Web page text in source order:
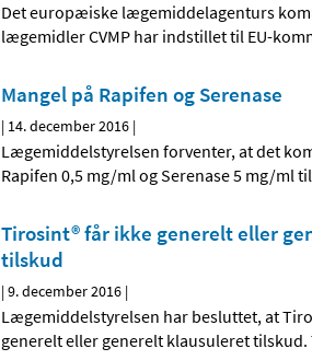
Det europæiske lægemiddelagenturs
lægemidler CVMP har indstillet til EU-
Mangel på Rapifen og Serenase
| 14. december 2016 |
Lægemiddelstyrelsen forventer, at det
Rapifen 0,5 mg/ml og Serenase 5 mg/ml
Tirosint® får ikke generelt eller
tilskud
|9. december 2016 |
Lægemiddelstyrelsen har besluttet, at
generelt eller generelt klausuleret